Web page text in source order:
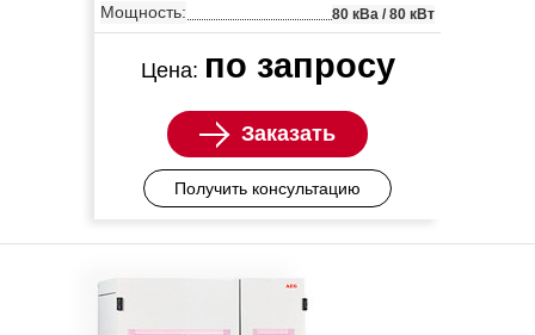
Мощность: 80 кВа / 80 кВт
Цена: по запросу
Заказать
Получить консультацию